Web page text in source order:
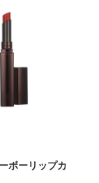
ボーリップカ